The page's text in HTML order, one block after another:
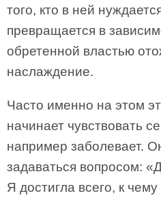
того, кто в ней
превращается в
обретенной властью
наслаждение.
Часто именно на этом
начинает чувствовать
например заболевает.
задаваться вопросом:
Я достигла всего, к